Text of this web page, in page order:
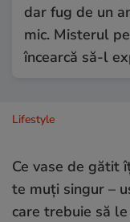
dar fug de un
mic. Misterul
încearcă să-l
Lifestyle
Ce vase de gătit
te muți singur –
care trebuie să